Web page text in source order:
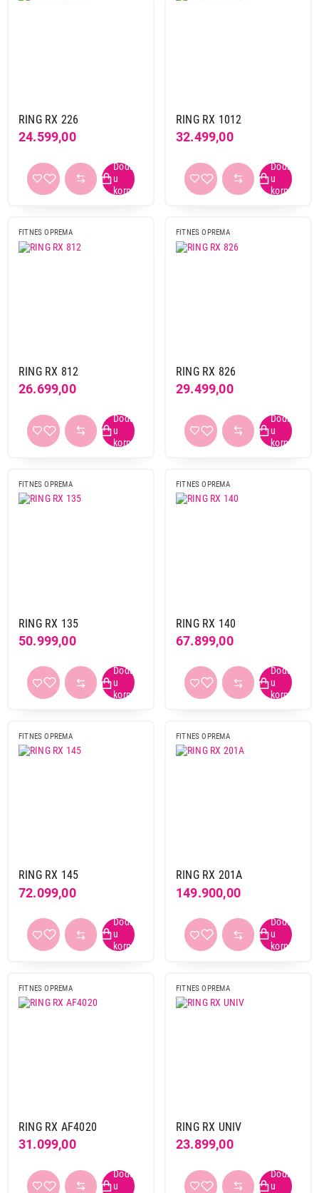
RING RX 226
24.599,00
RING RX 1012
32.499,00
FITNES OPREMA
RING RX 812
26.699,00
FITNES OPREMA
RING RX 826
29.499,00
FITNES OPREMA
RING RX 135
50.999,00
FITNES OPREMA
RING RX 140
67.899,00
FITNES OPREMA
RING RX 145
72.099,00
FITNES OPREMA
RING RX 201A
149.900,00
FITNES OPREMA
RING RX AF4020
31.099,00
FITNES OPREMA
RING RX UNIV
23.899,00